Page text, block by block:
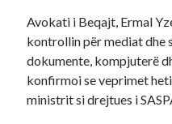
Avokati i Beqajt, Ermal
kontrollin për mediat dhe
dokumente, kompjuterë
konfirmoi se veprimet
ministrit si drejtues i